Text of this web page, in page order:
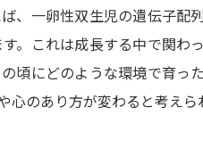
デー
進路
新学
、一卵性双生児の遺伝子配
。これは成長する中で関わ
頃にどのような環境で育っ
のあり方が変わると考えら